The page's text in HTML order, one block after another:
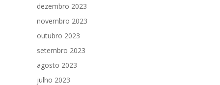
dezembro 2023
novembro 2023
outubro 2023
setembro 2023
agosto 2023
julho 2023